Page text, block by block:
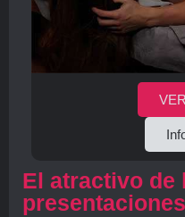
El atractivo de